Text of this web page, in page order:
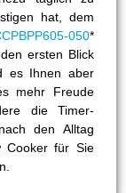
hat, dem
050*
ersten Blick
es Ihnen aber
mehr Freude
die Timer-
den Alltag
Cooker für Sie